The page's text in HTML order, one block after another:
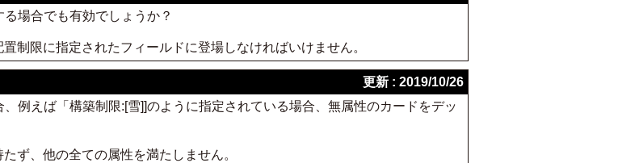
場合でも有効でしょうか？
制限に指定されたフィールドに登場しなければいけません。
更新 : 2019/10/26
例えば「構築制限:[雪]]のように指定されている場合、無属性のカードをデッ
ず、他の全ての属性を満たしません。